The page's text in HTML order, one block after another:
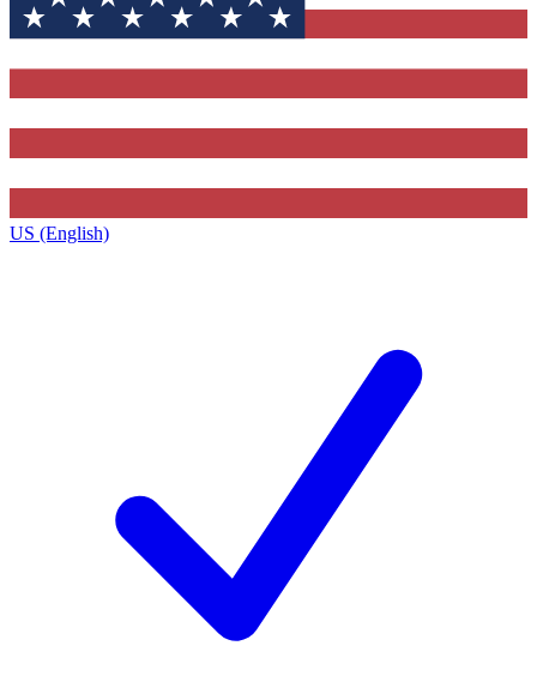
US (English)